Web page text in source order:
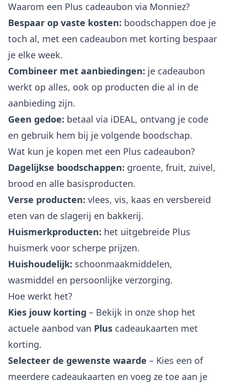
Waarom een Plus cadeaubon via Monniez?
Bespaar op vaste kosten: boodschappen doe je
toch al, met een cadeaubon met korting bespaar
je elke week.
Combineer met aanbiedingen: je cadeaubon
werkt op alles, ook op producten die al in de
aanbieding zijn.
Geen gedoe: betaal via iDEAL, ontvang je code
en gebruik hem bij je volgende boodschap.
Wat kun je kopen met een Plus cadeaubon?
Dagelijkse boodschappen: groente, fruit, zuivel,
brood en alle basisproducten.
Verse producten: vlees, vis, kaas en versbereid
eten van de slagerij en bakkerij.
Huismerkproducten: het uitgebreide Plus
huismerk voor scherpe prijzen.
Huishoudelijk: schoonmaakmiddelen,
wasmiddel en persoonlijke verzorging.
Hoe werkt het?
Kies jouw korting – Bekijk in onze shop het
actuele aanbod van Plus cadeaukaarten met
korting.
Selecteer de gewenste waarde – Kies een of
meerdere cadeaukaarten en voeg ze toe aan je